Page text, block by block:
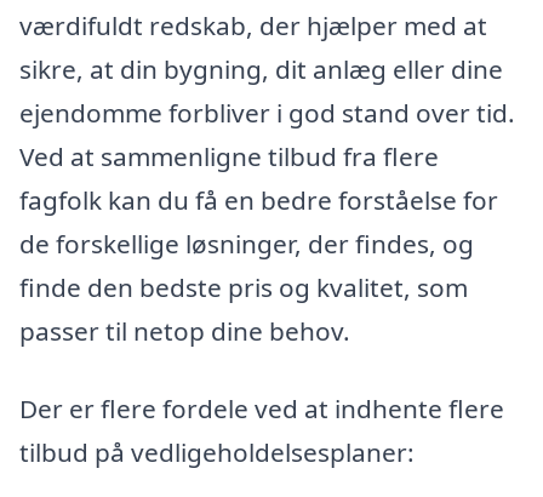
værdifuldt redskab, der hjælper med at
sikre, at din bygning, dit anlæg eller dine
ejendomme forbliver i god stand over tid.
Ved at sammenligne tilbud fra flere
fagfolk kan du få en bedre forståelse for
de forskellige løsninger, der findes, og
finde den bedste pris og kvalitet, som
passer til netop dine behov.
Der er flere fordele ved at indhente flere
tilbud på vedligeholdelsesplaner: